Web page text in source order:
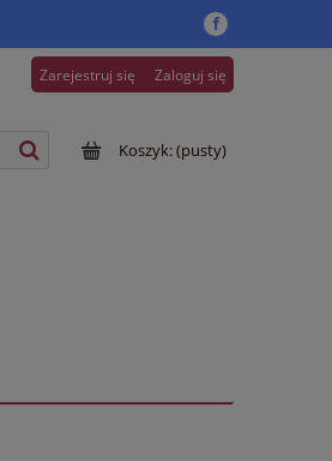
Zarejestruj się Zaloguj się
Koszyk:(pusty)